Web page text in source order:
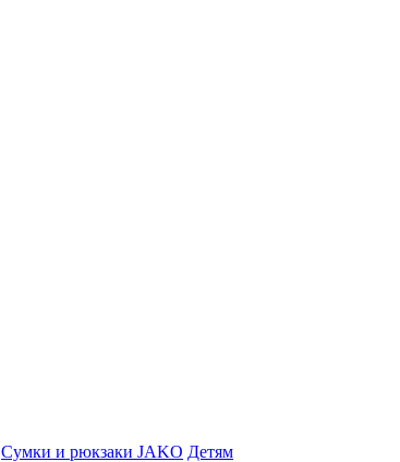
Сумки и рюкзаки JAKO Детям